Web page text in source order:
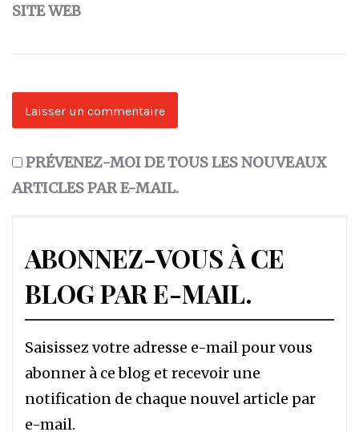
SITE WEB
PRÉVENEZ-MOI DE TOUS LES NOUVEAUX
ARTICLES PAR E-MAIL.
ABONNEZ-VOUS À CE
BLOG PAR E-MAIL.
Saisissez votre adresse e-mail pour vous
abonner à ce blog et recevoir une
notification de chaque nouvel article par
e-mail.